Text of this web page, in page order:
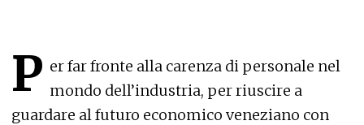
P er far fronte alla carenza di personale nel
mondo dell’industria, per riuscire a
guardare al futuro economico veneziano con